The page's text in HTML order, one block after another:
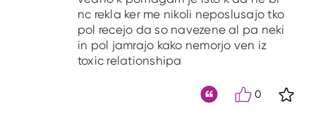
nc rekla ker me nikoli neposlusajo tko
pol recejo da so navezene al pa neki
in pol jamrajo kako nemorjo ven iz
toxic relationshipa
0